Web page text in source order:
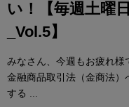
い！【毎週土曜
_Vol.5】
みなさん、今週もお疲れ
金融商品取引法（金商法）
する ...